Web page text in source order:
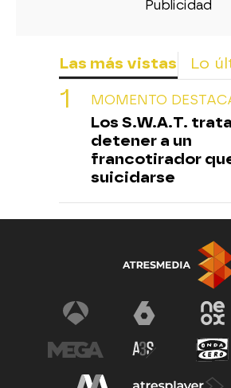
Las más vistas Lo
MOMENTO
Los S.W.A.T.
detener a un
francotirador
suicidarse